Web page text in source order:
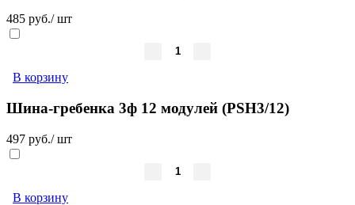
485 руб./ шт
В корзину
Шина-гребенка 3ф 12 модулей (PSH3/12)
497 руб./ шт
В корзину